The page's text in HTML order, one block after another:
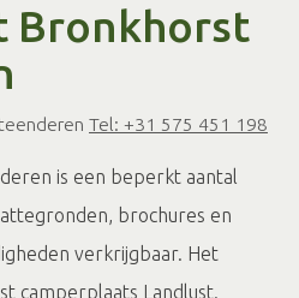
Bronkhorst
Tel: +31 575 451 198
is een beperkt aantal
brochures en
verkrijgbaar. Het
camperplaats Landlust.